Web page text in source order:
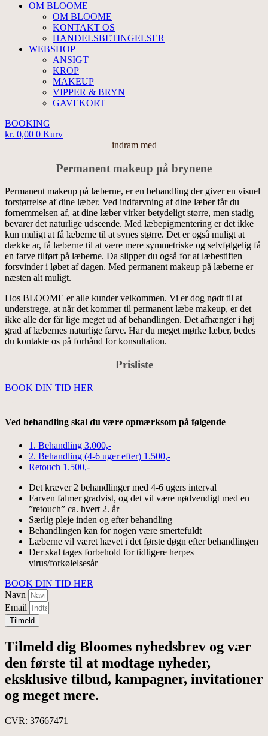
OM BLOOME
OM BLOOME
KONTAKT OS
HANDELSBETINGELSER
WEBSHOP
ANSIGT
KROP
MAKEUP
VIPPER & BRYN
GAVEKORT
BOOKING
kr. 0,00 0 Kurv
indram med
Permanent makeup på brynene
Permanent makeup på læberne, er en behandling der giver en visuel
forstørrelse af dine læber. Ved indfarvning af dine læber får du
fornemmelsen af, at dine læber virker betydeligt større, men stadig
bevarer det naturlige udseende. Med læbepigmentering er det ikke
kun muligt at få læberne til at synes større. Det er også muligt at
dække ar, få læberne til at være mere symmetriske og selvfølgelig få
en farve tilført på læberne. Da slipper du også for at læbestiften
forsvinder i løbet af dagen. Med permanent makeup på læberne er
næsten alt muligt.
Hos BLOOME er alle kunder velkommen. Vi er dog nødt til at
understrege, at når det kommer til permanent læbe makeup, er det
ikke alle der får lige meget ud af behandlingen. Det afhænger i høj
grad af læbernes naturlige farve. Har du meget mørke læber, bedes
du kontakte os på forhånd for konsultation.
Prisliste
BOOK DIN TID HER
Ved behandling skal du være opmærksom på følgende
1. Behandling 3.000,-
2. Behandling (4-6 uger efter) 1.500,-
Retouch 1.500,-
Det kræver 2 behandlinger med 4-6 ugers interval
Farven falmer gradvist, og det vil være nødvendigt med en
”retouch” ca. hvert 2. år
Særlig pleje inden og efter behandling
Behandlingen kan for nogen være smertefuldt
Læberne vil været hævet i det første døgn efter behandlingen
Der skal tages forbehold for tidligere herpes
virus/forkølelsesår
BOOK DIN TID HER
Navn
Email
Tilmeld
Tilmeld dig Bloomes nyhedsbrev og vær
den første til at modtage nyheder,
eksklusive tilbud, kampagner, invitationer
og meget mere.
CVR: 37667471